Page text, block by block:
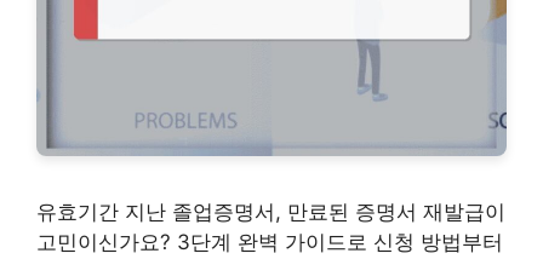
유효기간 지난 졸업증명서, 만료된 증명서 재발급이
고민이신가요? 3단계 완벽 가이드로 신청 방법부터